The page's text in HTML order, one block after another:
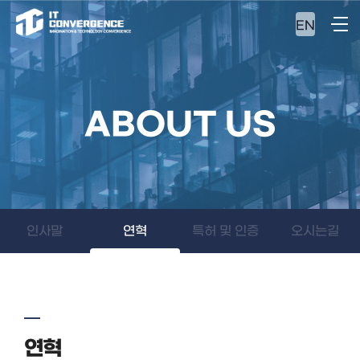
EN
ABOUT US
인사말 연혁 특허 및 인증 오시는길
연혁